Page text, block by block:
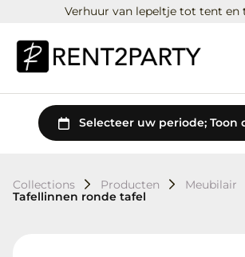
Verhuur van lepeltje tot tent en
Collections Producten Meubilair
Tafellinnen ronde tafel